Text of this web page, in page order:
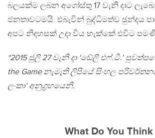
බලයක්ම ලබන අගෝස්තු 17 වැනි දාට
ජනතාවටමයි. එබැවින් බුද්ධිමත්ව ඡුන්දය
අපට නිදහසක් උදා විය හැක්කේ එවිට
*2015 ජුලි 27 වැනි දා ‘ඬේලි එෆ්.ටී.’
the Game නැමැති ලිපියේ සිංහල
ලංකා’ අනුග‍්‍රහයෙනි.
What Do You Think